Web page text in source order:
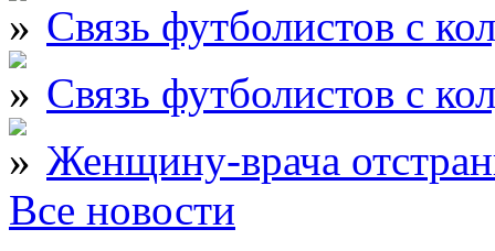
Связь футболистов с
Связь футболистов с
Женщину-врача
Все новости